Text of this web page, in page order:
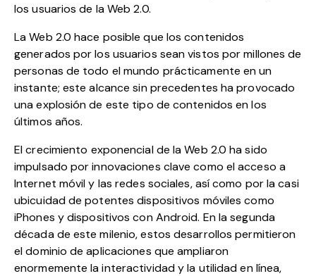
los usuarios de la Web 2.0.
La Web 2.0 hace posible que los contenidos
generados por los usuarios sean vistos por millones de
personas de todo el mundo prácticamente en un
instante; este alcance sin precedentes ha provocado
una explosión de este tipo de contenidos en los
últimos años.
El crecimiento exponencial de la Web 2.0 ha sido
impulsado por innovaciones clave como el acceso a
Internet móvil y las redes sociales, así como por la casi
ubicuidad de potentes dispositivos móviles como
iPhones y dispositivos conAndroid. En la segunda
década de este milenio, estos desarrollos permitieron
el dominio de aplicaciones que ampliaron
enormemente la interactividad y la utilidad en línea,